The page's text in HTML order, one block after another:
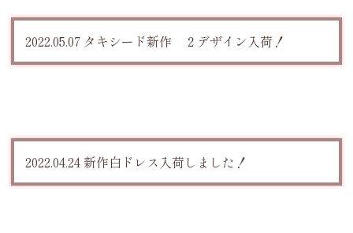
2022.05.07 タキシード新作 ２デザイン入荷！
2022.04.24 新作白ドレス入荷しました！